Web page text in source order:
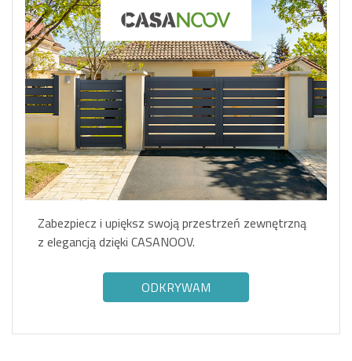
Zabezpiecz i upiększ swoją przestrzeń zewnętrzną
z elegancją dzięki CASANOOV.
ODKRYWAM